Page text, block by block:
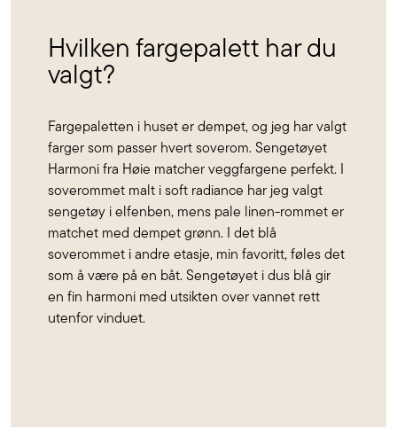
Hvilken fargepalett har du
valgt?
Fargepaletten i huset er dempet, og jeg har valgt
farger som passer hvert soverom. Sengetøyet
Harmoni fra Høie matcher veggfargene perfekt. I
soverommet malt i soft radiance har jeg valgt
sengetøy i elfenben, mens pale linen-rommet er
matchet med dempet grønn. I det blå
soverommet i andre etasje, min favoritt, føles det
som å være på en båt. Sengetøyet i dus blå gir
en fin harmoni med utsikten over vannet rett
utenfor vinduet.